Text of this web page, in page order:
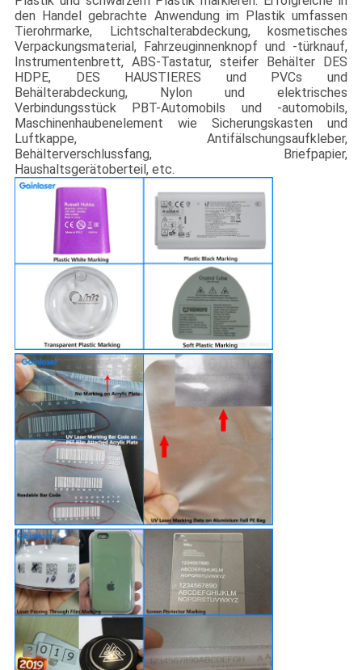
den Handel gebrachte Anwendung im Plastik umfassen
Tierohrmarke, Lichtschalterabdeckung, kosmetisches
Verpackungsmaterial, Fahrzeuginnenknopf und -türknauf,
Instrumentenbrett, ABS-Tastatur, steifer Behälter DES
HDPE, DES HAUSTIERES und PVCs und
Behälterabdeckung, Nylon und elektrisches
Verbindungsstück PBT-Automobils und -automobils,
Maschinenhaubenelement wie Sicherungskasten und
Luftkappe, Antifälschungsaufkleber,
Behälterverschlussfang, Briefpapier,
Haushaltsgerätoberteil, etc.